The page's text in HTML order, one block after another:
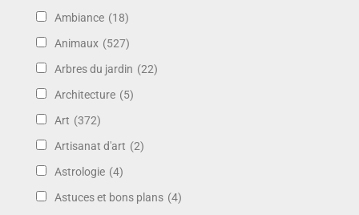
Ambiance (18)
Animaux (527)
Arbres du jardin (22)
Architecture (5)
Art (372)
Artisanat d'art (2)
Astrologie (4)
Astuces et bons plans (4)